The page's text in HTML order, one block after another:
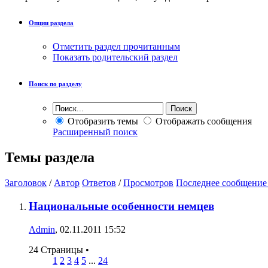
Опции раздела
Отметить раздел прочитанным
Показать родительский раздел
Поиск по разделу
Отобразить темы
Отображать сообщения
Расширенный поиск
Темы раздела
Заголовок / Автор Ответов /Просмотров Последнее сообщение
Национальные особенности немцев
Admin, 02.11.2011 15:52
24 Страницы •
1 2 3 4 5 ... 24